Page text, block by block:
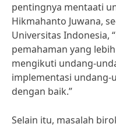
pentingnya mentaati
Hikmahanto Juwana,
Universitas Indonesia,
pemahaman yang
mengikuti undang-
implementasi undang-
dengan baik.”
Selain itu, masalah